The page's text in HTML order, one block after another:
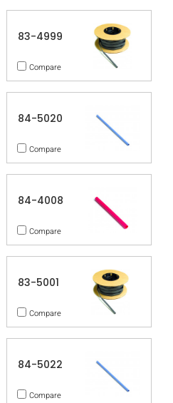
83-4999
Compare
84-5020
Compare
84-4008
Compare
83-5001
Compare
84-5022
Compare